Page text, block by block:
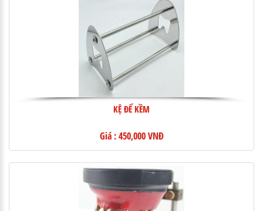
KỆ ĐỂ KỀM
Giá : 450,000 VNĐ